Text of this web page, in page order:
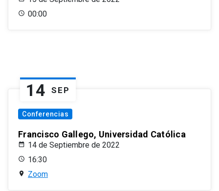
00:00
14 SEP
Conferencias
Francisco Gallego, Universidad Católica
14 de Septiembre de 2022
16:30
Zoom